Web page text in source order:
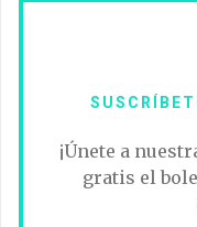
¡Únete a
gratis el